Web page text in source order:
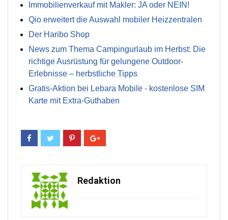
Immobilienverkauf mit Makler: JA oder NEIN!
Qio erweitert die Auswahl mobiler Heizzentralen
Der Haribo Shop
News zum Thema Campingurlaub im Herbst: Die
richtige Ausrüstung für gelungene Outdoor-
Erlebnisse – herbstliche Tipps
Gratis-Aktion bei Lebara Mobile - kostenlose SIM
Karte mit Extra-Guthaben
Redaktion